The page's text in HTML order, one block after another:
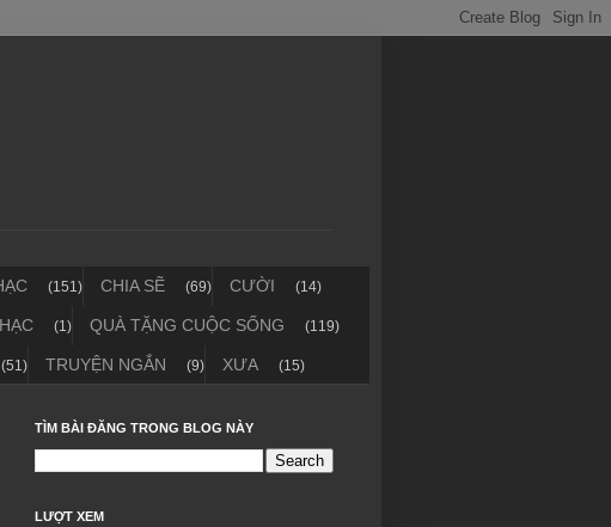
(151) CHIA SẼ (69) CƯỜI (14)
(1) QUÀ TẶNG CUỘC SỐNG (119)
(51) TRUYỆN NGẮN (9) XƯA (15)
TÌM BÀI ĐĂNG TRONG BLOG NÀY
LƯỢT XEM